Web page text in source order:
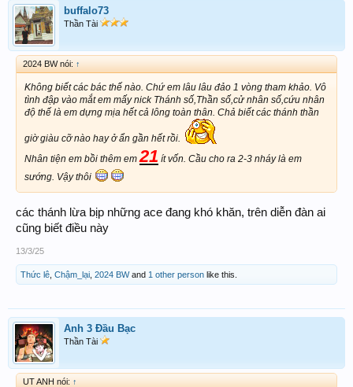
buffalo73
Thần Tài
2024 BW nói: ↑
Không biết các bác thế nào. Chứ em lâu lâu đảo 1 vòng tham khảo. Vô
tình đập vào mắt em mấy nick Thánh số,Thần số,cử nhân số,cứu nhân
độ thế là em dựng mịa hết cả lông toàn thân. Chả biết các thánh thần
giờ giàu cỡ nào hay ở ẩn gần hết rồi.
Nhân tiện em bồi thêm em21 ít vốn. Cầu cho ra 2-3 nháy là em
sướng. Vậy thôi
các thánh lừa bịp những ace đang khó khăn, trên diễn đàn ai
cũng biết điều này
13/3/25
Thức lê Chậm_lại 2024 BWand 1 other person like this.
Anh 3 Đầu Bạc
Thần Tài
UT ANH nói: ↑